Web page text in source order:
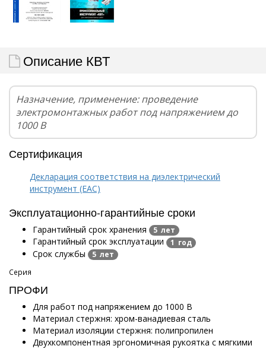
Описание КВТ
Назначение, применение: проведение
электромонтажных работ под напряжением до
1000 В
Сертификация
Декларация соответствия на диэлектрический
инструмент (EAC)
Эксплуатационно-гарантийные сроки
Гарантийный срок хранения 5 лет
Гарантийный срок эксплуатации 1 год
Срок службы 5 лет
Серия
ПРОФИ
Для работ под напряжением до 1000 В
Материал стержня: хром-ванадиевая сталь
Материал изоляции стержня: полипропилен
Двухкомпонентная эргономичная рукоятка с мягкими